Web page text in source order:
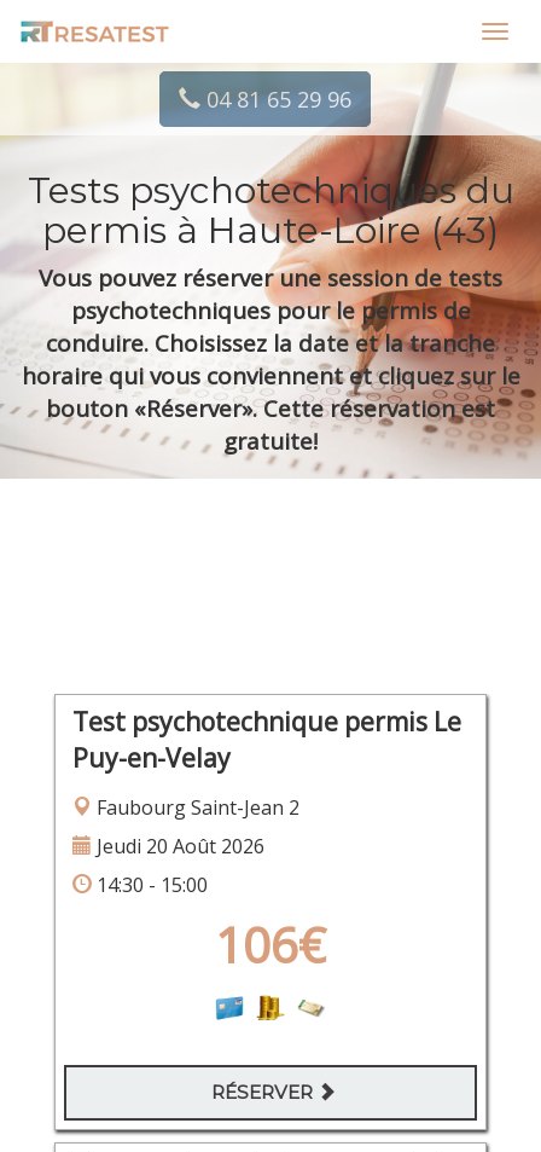
04 81 65 29 96
Tests psychotechniques du
permis à Haute-Loire (43)
Vous pouvez réserver une session de tests
psychotechniques pour le permis de
conduire. Choisissez la date et la tranche
horaire qui vous conviennent et cliquez sur le
bouton «Réserver». Cette réservation est
gratuite!
Test psychotechnique permis Le
Puy-en-Velay
Faubourg Saint-Jean 2
Jeudi 20 Août 2026
14:30 - 15:00
106€
RÉSERVER